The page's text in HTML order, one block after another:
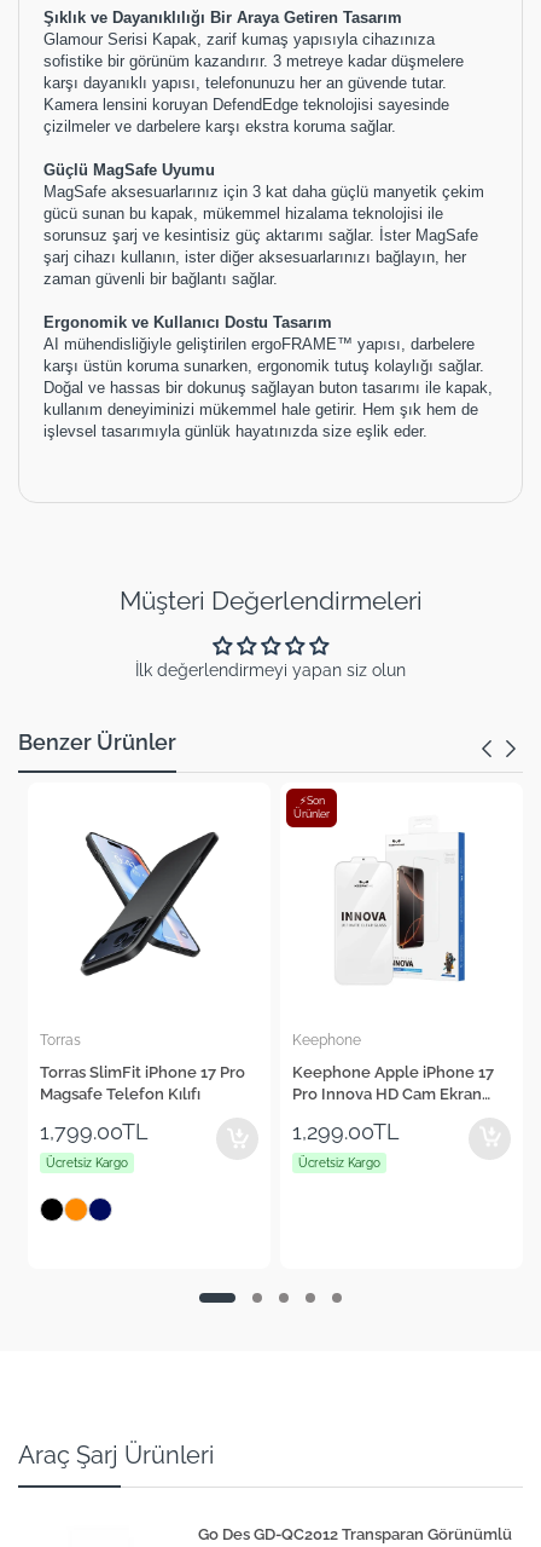
Şıklık ve Dayanıklılığı Bir Araya Getiren Tasarım
Glamour Serisi Kapak, zarif kumaş yapısıyla cihazınıza
sofistike bir görünüm kazandırır. 3 metreye kadar düşmelere
karşı dayanıklı yapısı, telefonunuzu her an güvende tutar.
Kamera lensini koruyan DefendEdge teknolojisi sayesinde
çizilmeler ve darbelere karşı ekstra koruma sağlar.
Güçlü MagSafe Uyumu
MagSafe aksesuarlarınız için 3 kat daha güçlü manyetik çekim
gücü sunan bu kapak, mükemmel hizalama teknolojisi ile
sorunsuz şarj ve kesintisiz güç aktarımı sağlar. İster MagSafe
şarj cihazı kullanın, ister diğer aksesuarlarınızı bağlayın, her
zaman güvenli bir bağlantı sağlar.
Ergonomik ve Kullanıcı Dostu Tasarım
AI mühendisliğiyle geliştirilen ergoFRAME™ yapısı, darbelere
karşı üstün koruma sunarken, ergonomik tutuş kolaylığı sağlar.
Doğal ve hassas bir dokunuş sağlayan buton tasarımı ile kapak,
kullanım deneyiminizi mükemmel hale getirir. Hem şık hem de
işlevsel tasarımıyla günlük hayatınızda size eşlik eder.
Müşteri Değerlendirmeleri
İlk değerlendirmeyi yapan siz olun
Benzer Ürünler
Keephone
Keephone Apple iPhone 17
Pro Innova HD Cam Ekran
1,299.00TL
Ücretsiz Kargo
Cepax
Cepax Foldable iPad Air 11"
2024 Kalem Bölmeli Standlı
1,560.00TL
Ücretsiz Kargo
Araç Şarj Ürünleri
Go Des GD-QC2012 Transparan Görünümlü